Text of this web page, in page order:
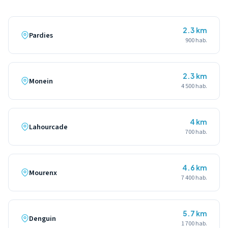
Pardies
2.3 km
900 hab.
Monein
2.3 km
4 500 hab.
Lahourcade
4 km
700 hab.
Mourenx
4.6 km
7 400 hab.
Denguin
5.7 km
1 700 hab.